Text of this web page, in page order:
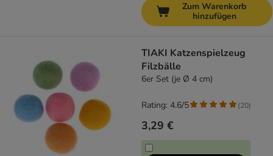
Zum Warenkorb
hinzufügen
TIAKI Katzenspielzeug
Filzbälle
6er Set (je Ø 4 cm)
3,29 €
Rating: 4.6/5 (20)